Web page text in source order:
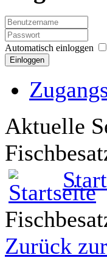
Automatisch einloggen
Einloggen
Aktuelle
Zurück